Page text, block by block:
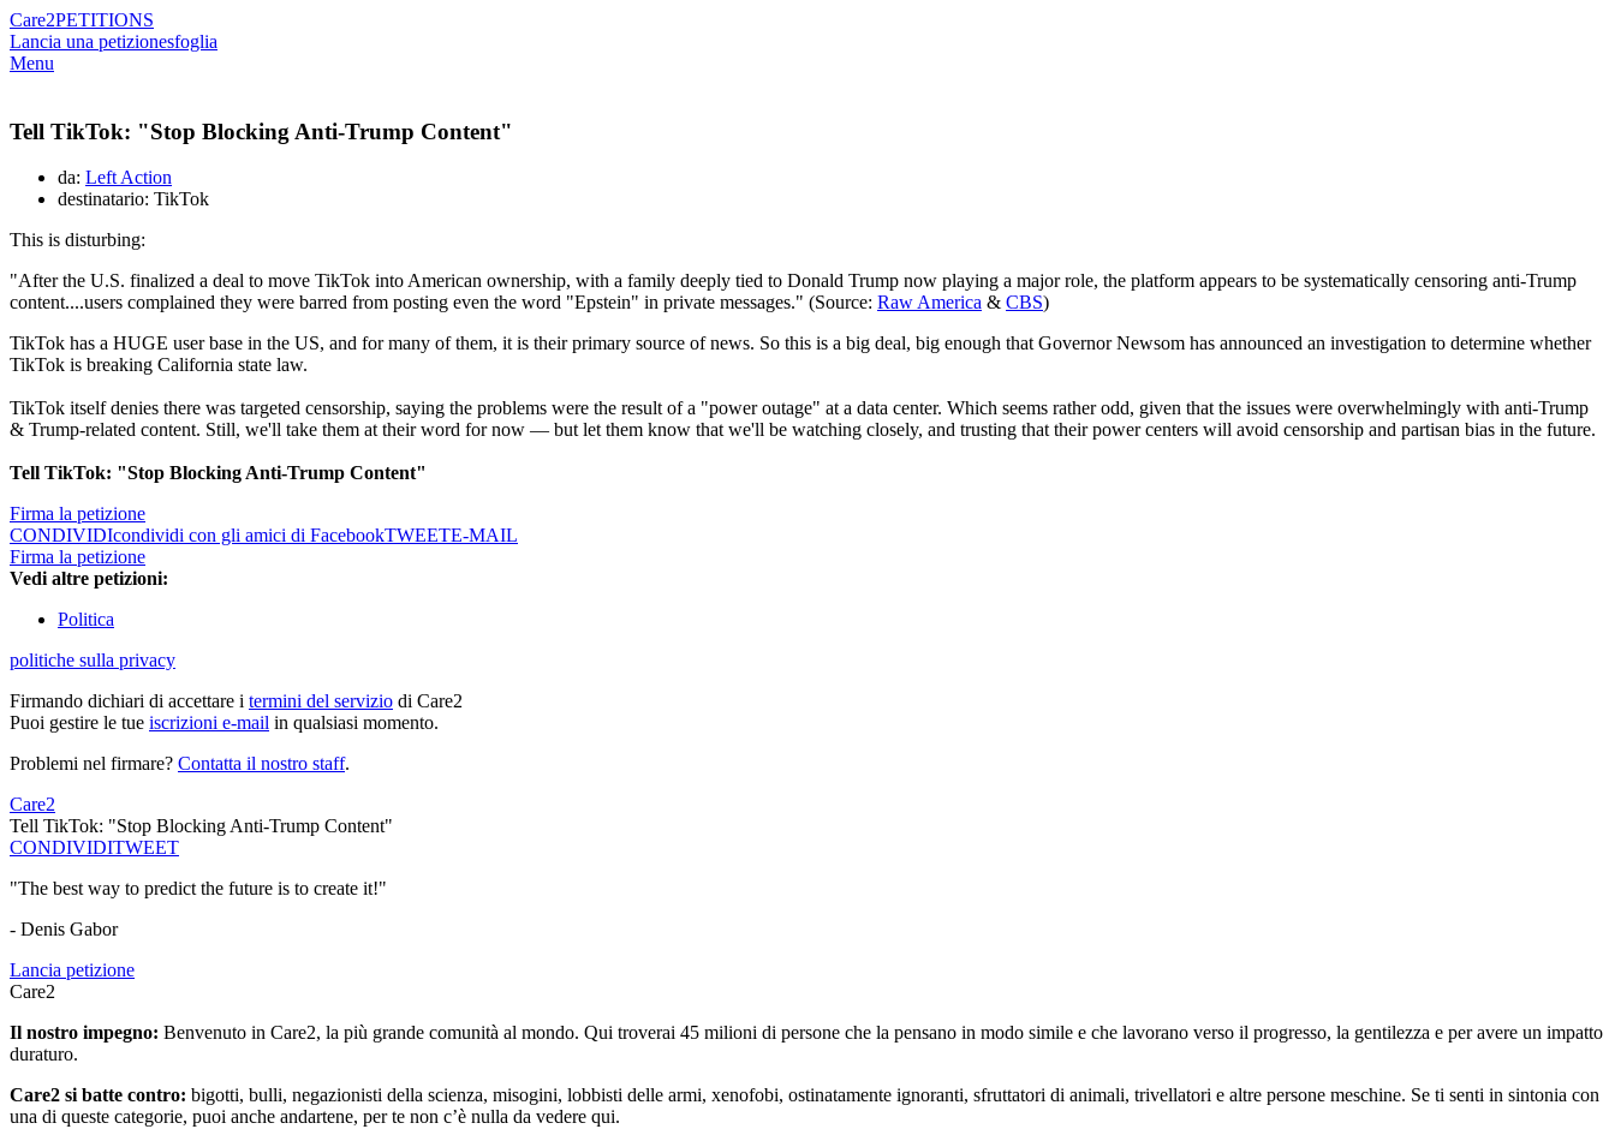
Care2PETITIONS
Lancia una petizionesfoglia
Menu
Tell TikTok: "Stop Blocking Anti-Trump Content"
da: Left Action
destinatario: TikTok
This is disturbing:
"After the U.S. finalized a deal to move TikTok into American ownership, with a family deeply tied to Donald Trump now playing a major role, the platform appears to be systematically censoring anti-Trump
content....users complained they were barred from posting even the word "Epstein" in private messages." (Source: Raw America & CBS)
TikTok has a HUGE user base in the US, and for many of them, it is their primary source of news. So this is a big deal, big enough that Governor Newsom has announced an investigation to determine whether
TikTok is breaking California state law.
TikTok itself denies there was targeted censorship, saying the problems were the result of a "power outage" at a data center. Which seems rather odd, given that the issues were overwhelmingly with anti-Trump
& Trump-related content. Still, we'll take them at their word for now — but let them know that we'll be watching closely, and trusting that their power centers will avoid censorship and partisan bias in the future.
Tell TikTok: "Stop Blocking Anti-Trump Content"
Firma la petizione
CONDIVIDIcondividi con gli amici di FacebookTWEETE-MAIL
Firma la petizione
Vedi altre petizioni:
Politica
politiche sulla privacy
Firmando dichiari di accettare i termini del servizio di Care2
Puoi gestire le tue iscrizioni e-mail in qualsiasi momento.
Problemi nel firmare? Contatta il nostro staff.
Care2
Tell TikTok: "Stop Blocking Anti-Trump Content"
CONDIVIDITWEET
"The best way to predict the future is to create it!"
- Denis Gabor
Lancia petizione
Care2
Il nostro impegno: Benvenuto in Care2, la più grande comunità al mondo. Qui troverai 45 milioni di persone che la pensano in modo simile e che lavorano verso il progresso, la gentilezza e per avere un impatto
duraturo.
Care2 si batte contro: bigotti, bulli, negazionisti della scienza, misogini, lobbisti delle armi, xenofobi, ostinatamente ignoranti, sfruttatori di animali, trivellatori e altre persone meschine. Se ti senti in sintonia con
una di queste categorie, puoi anche andartene, per te non c’è nulla da vedere qui.